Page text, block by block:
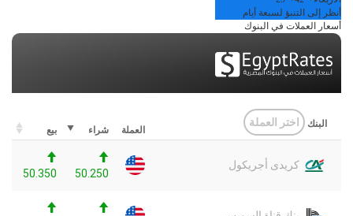
أنظر إلى التنبؤ لسبعة أيام
أسعار العملات في البنوك